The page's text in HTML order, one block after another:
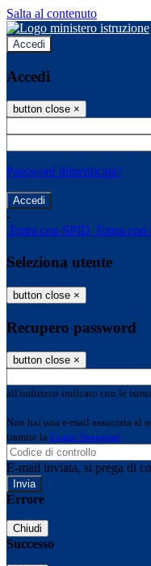
Salta al contenuto
Accedi
Accedi
button close ×
Password dimenticata?
-
Entra con SPID Entra con
Seleziona utente
button close ×
Recupero password
button close ×
all'indirizzo indicato con le
Non hai una e-mail associata al
tramite la Login Spaggiari
E-mail inviata, si prega di
Errore
Chiudi
Successo